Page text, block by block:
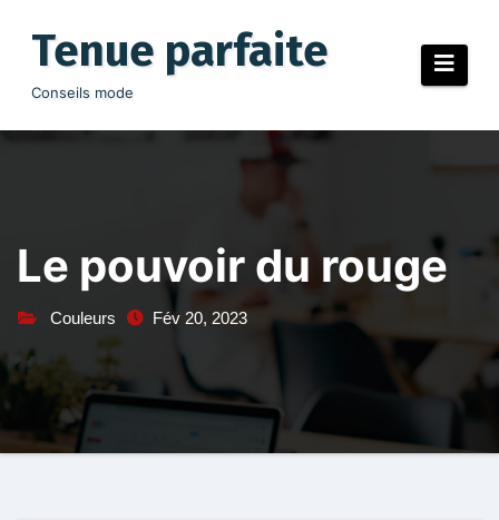
contenuTenue parfaite
Conseils mode
Le pouvoir du rouge
Couleurs Fév 20, 2023